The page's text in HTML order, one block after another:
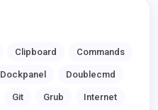
Clipboard Commands
Dockpanel Doublecmd
Git Grub Internet